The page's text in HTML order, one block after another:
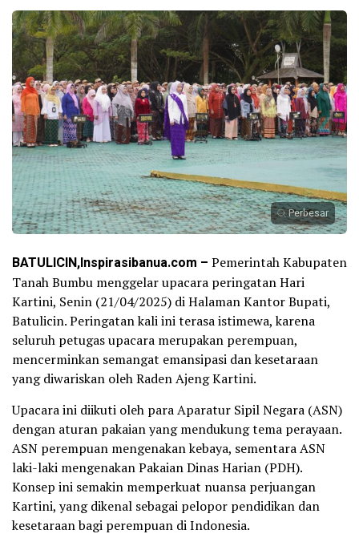
Perbesar
BATULICIN,Inspirasibanua.com – Pemerintah Kabupaten
Tanah Bumbu menggelar upacara peringatan Hari
Kartini, Senin (21/04/2025) di Halaman Kantor Bupati,
Batulicin. Peringatan kali ini terasa istimewa, karena
seluruh petugas upacara merupakan perempuan,
mencerminkan semangat emansipasi dan kesetaraan
yang diwariskan oleh Raden Ajeng Kartini.
Upacara ini diikuti oleh para Aparatur Sipil Negara (ASN)
dengan aturan pakaian yang mendukung tema perayaan.
ASN perempuan mengenakan kebaya, sementara ASN
laki-laki mengenakan Pakaian Dinas Harian (PDH).
Konsep ini semakin memperkuat nuansa perjuangan
Kartini, yang dikenal sebagai pelopor pendidikan dan
kesetaraan bagi perempuan di Indonesia.